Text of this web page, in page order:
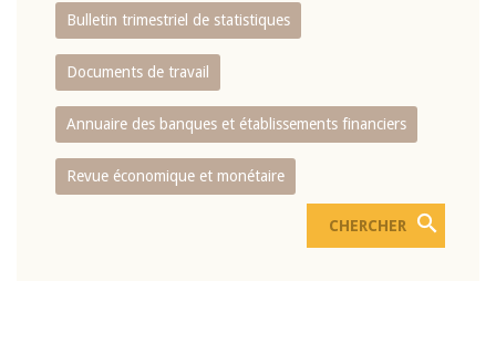
Bulletin trimestriel de statistiques
Documents de travail
Annuaire des banques et établissements financiers
Revue économique et monétaire